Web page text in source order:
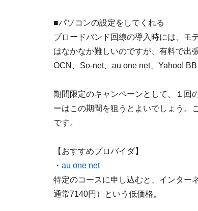
■パソコンの設定をしてくれる
ブロードバンド回線の導入時には、モ
はなかなか難しいのですが、有料で出
OCN、So-net、au one net、Yahoo!
期間限定のキャンペーンとして、１回
ーはこの期間を狙うとよいでしょう。
です。
【おすすめプロバイダ】
・ au one net
特定のコースに申し込むと、インター
通常7140円）という低価格。